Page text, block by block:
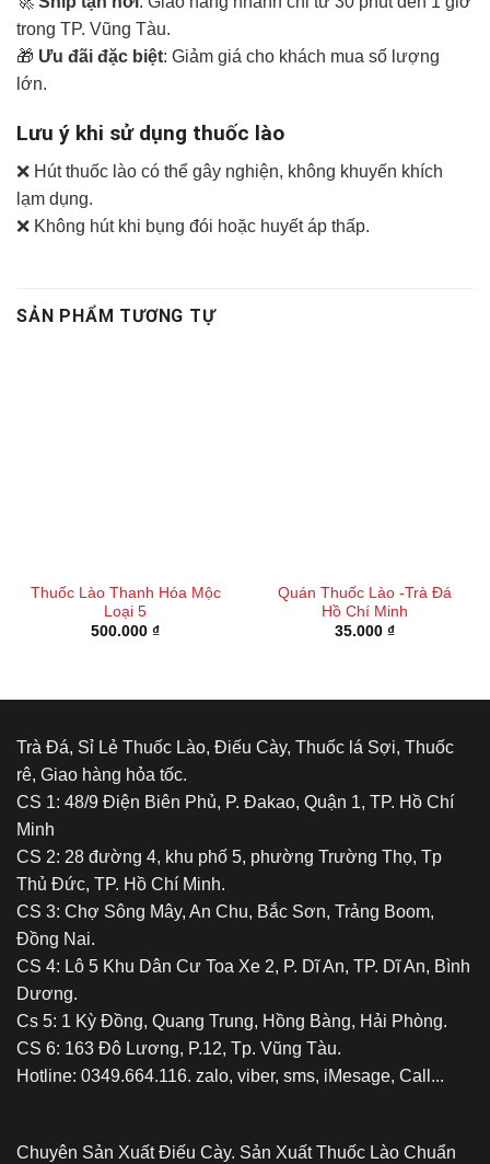
trong TP. Vũng Tàu.
🎁 Ưu đãi đặc biệt: Giảm giá cho khách mua số lượng
lớn.
Lưu ý khi sử dụng thuốc lào
❌ Hút thuốc lào có thể gây nghiện, không khuyến khích
lạm dụng.
❌ Không hút khi bụng đói hoặc huyết áp thấp.
SẢN PHẨM TƯƠNG TỰ
Thuốc Lào Thanh Hóa Mộc
Loại 5
500.000 ₫
Quán Thuốc Lào -Trà Đá
Hồ Chí Minh
35.000 ₫
Trà Đá, Sỉ Lẻ Thuốc Lào, Điếu Cày, Thuốc lá Sợi, Thuốc
rê, Giao hàng hỏa tốc.
CS 1: 48/9 Điện Biên Phủ, P. Đakao, Quận 1, TP. Hồ Chí
Minh
CS 2: 28 đường 4, khu phố 5, phường Trường Thọ, Tp
Thủ Đức, TP. Hồ Chí Minh.
CS 3: Chợ Sông Mây, An Chu, Bắc Sơn, Trảng Boom,
Đồng Nai.
CS 4: Lô 5 Khu Dân Cư Toa Xe 2, P. Dĩ An, TP. Dĩ An, Bình
Dương.
Cs 5: 1 Kỳ Đồng, Quang Trung, Hồng Bàng, Hải Phòng.
CS 6: 163 Đô Lương, P.12, Tp. Vũng Tàu.
Hotline: 0349.664.116. zalo, viber, sms, iMesage, Call...
Chuyên Sản Xuất Điếu Cày. Sản Xuất Thuốc Lào Chuẩn